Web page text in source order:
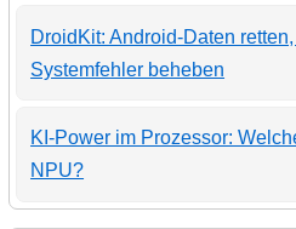
DroidKit: Android-Daten
Systemfehler beheben
KI-Power im Prozessor:
NPU?